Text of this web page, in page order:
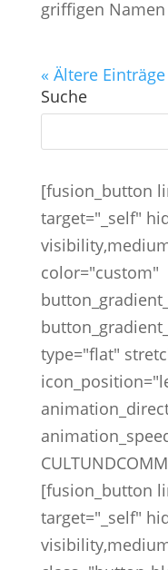
griffigen Namen
« Ältere Einträge
Suche
[fusion_button
target="_self"
color="custom"
type="flat"
[fusion_button
target="_self"